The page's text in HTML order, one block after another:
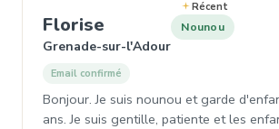
Récent
Florise , Nounou à
Grenade-sur-l'Adour
Nounou
Email confirmé
Bonjour. Je suis nounou et garde
ans. Je suis gentille, patiente et les